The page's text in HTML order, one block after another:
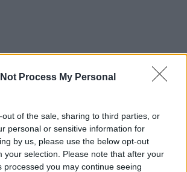
Process My Personal
out of the sale, sharing to third parties, or
personal or sensitive information for
by us, please use the below opt-out
your selection. Please note that after your
processed you may continue seeing